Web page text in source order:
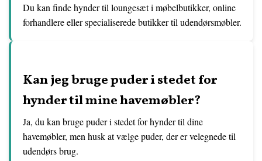
Du kan finde hynder til loungesæt i møbelbutikker, online
forhandlere eller specialiserede butikker til udendørsmøbler.
Kan jeg bruge puder i stedet for
hynder til mine havemøbler?
Ja, du kan bruge puder i stedet for hynder til dine
havemøbler, men husk at vælge puder, der er velegnede til
udendørs brug.